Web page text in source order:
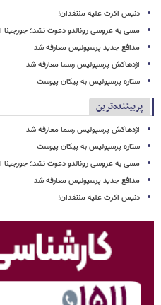
دنیس اکرت علیه منتقدان!
مسی به عروسی رونالدو دعوت نشد؛ جورجینا
مدافع جدید پرسپولیس معارفه شد
اژدهاکش پرسپولیس رسما معارفه شد
ستاره پرسپولیس به پیکان پیوست
پربیننده‌ترین
اژدهاکش پرسپولیس رسما معارفه شد
ستاره پرسپولیس به پیکان پیوست
مسی به عروسی رونالدو دعوت نشد؛ جورجینا
مدافع جدید پرسپولیس معارفه شد
دنیس اکرت علیه منتقدان!